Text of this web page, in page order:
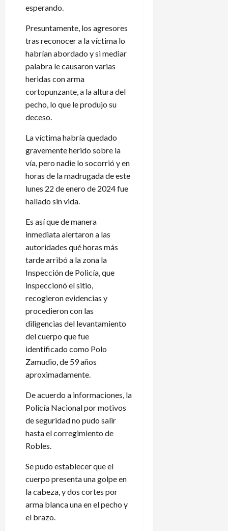
esperando.
Presuntamente, los agresores
tras reconocer a la víctima lo
habrían abordado y si mediar
palabra le causaron varias
heridas con arma
cortopunzante, a la altura del
pecho, lo que le produjo su
deceso.
La víctima habría quedado
gravemente herido sobre la
vía, pero nadie lo socorrió y en
horas de la madrugada de este
lunes 22 de enero de 2024 fue
hallado sin vida.
Es así que de manera
inmediata alertaron a las
autoridades qué horas más
tarde arribó a la zona la
Inspección de Policía, que
inspeccionó el sitio,
recogieron evidencias y
procedieron con las
diligencias del levantamiento
del cuerpo que fue
identificado como Polo
Zamudio, de 59 años
aproximadamente.
De acuerdo a informaciones, la
Policía Nacional por motivos
de seguridad no pudo salir
hasta el corregimiento de
Robles.
Se pudo establecer que el
cuerpo presenta una golpe en
la cabeza, y dos cortes por
arma blanca una en el pecho y
el brazo.